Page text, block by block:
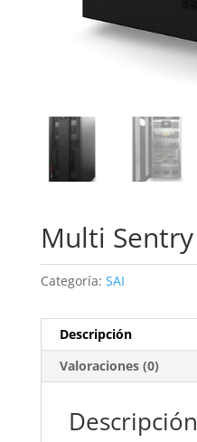
Multi Sentry
Categoría: SAI
Descripción
Valoraciones (0)
Descripción